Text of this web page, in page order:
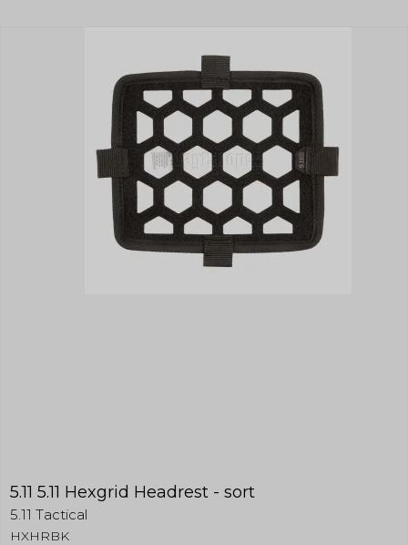
5.11 5.11 Hexgrid Headrest - sort
5.11 Tactical
HXHRBK